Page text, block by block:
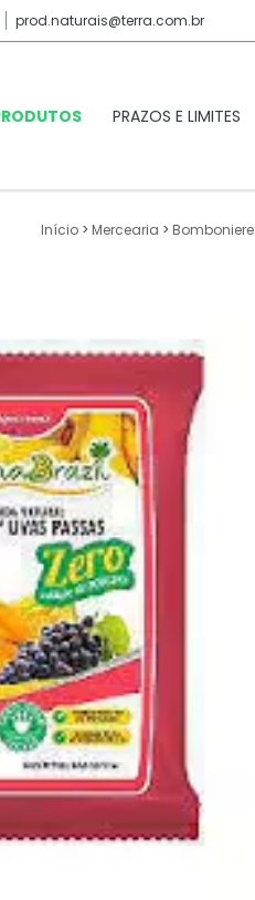
prod.naturais@terra.com.br
PRAZOS E LIMITES
Início > Mercearia > Bomboniere